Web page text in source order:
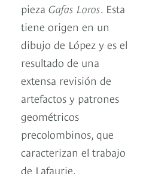
pieza Gafas Loros. Esta
tiene origen en un
dibujo de López y es el
resultado de una
extensa revisión de
artefactos y patrones
geométricos
precolombinos, que
caracterizan el trabajo
de Lafaurie.